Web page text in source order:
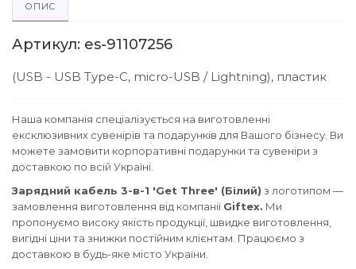
ОПИС
Артикул: es-91107256
(USB - USB Type-C, micro-USB / Lightning), пластик
Наша компанія спеціалізується на виготовленні
ексклюзивних сувенірів та подарунків для Вашого бізнесу. Ви
можете замовити корпоративні подарунки та сувеніри з
доставкою по всій Україні.
Зарядний кабель 3-в-1 'Get Three' (Білий) з логотипом —
замовлення виготовлення від компанії Giftex. Ми
пропонуємо високу якість продукції, швидке виготовлення,
вигідні ціни та знижки постійним клієнтам. Працюємо з
доставкою в будь-яке місто України.